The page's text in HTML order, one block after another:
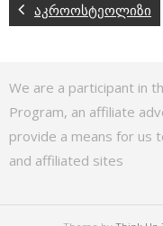
აკროოსტეოლიზი
We are a participant in
Program, an affiliate
provide a means for us
and affiliated sites